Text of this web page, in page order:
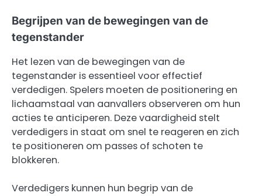
Begrijpen van de bewegingen van de
tegenstander
Het lezen van de bewegingen van de
tegenstander is essentieel voor effectief
verdedigen. Spelers moeten de positionering en
lichaamstaal van aanvallers observeren om hun
acties te anticiperen. Deze vaardigheid stelt
verdedigers in staat om snel te reageren en zich
te positioneren om passes of schoten te
blokkeren.
Verdedigers kunnen hun begrip van de